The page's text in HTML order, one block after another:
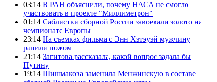
03:14 В РАН объяснили, почему НАСА не смогло
участвовать в проекте "Миллиметрон"
01:14 Саблистки сборной России завоевали золото на
чемпионате Европы
23:14 На съемках фильма с Энн Хэтэуэй мужчину
ранили ножом
21:14 Загитова рассказала, какой вопрос задала бы
Путину
19:14 Шишмакова заменила Менжинскую в составе